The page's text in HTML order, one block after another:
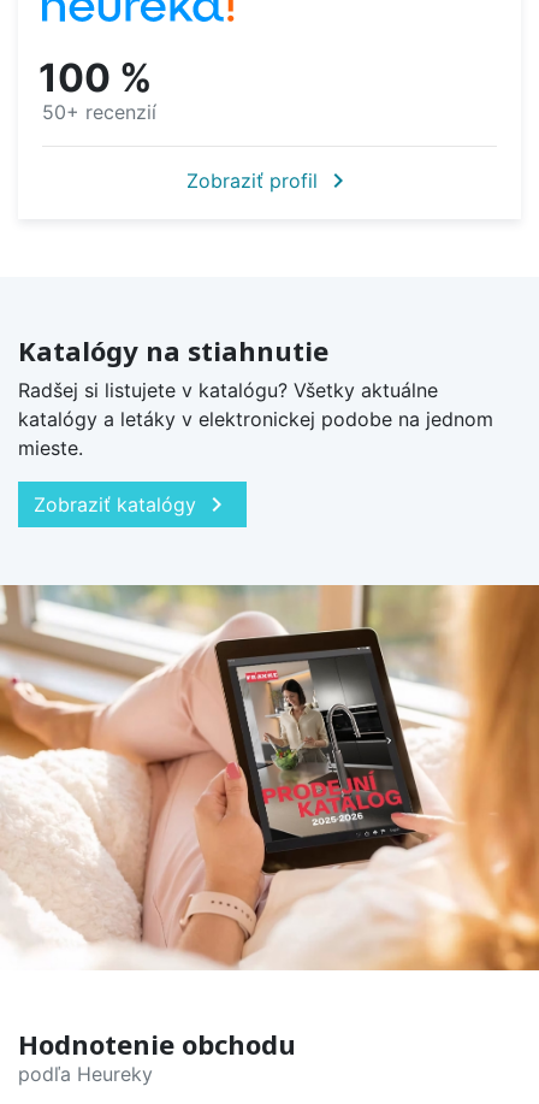
100 %
50+ recenzií
Zobraziť profil chevron_right
Katalógy na stiahnutie
Radšej si listujete v katalógu? Všetky aktuálne
katalógy a letáky v elektronickej podobe na jednom
mieste.
Zobraziť katalógy chevron_right
Hodnotenie obchodu
podľa Heureky